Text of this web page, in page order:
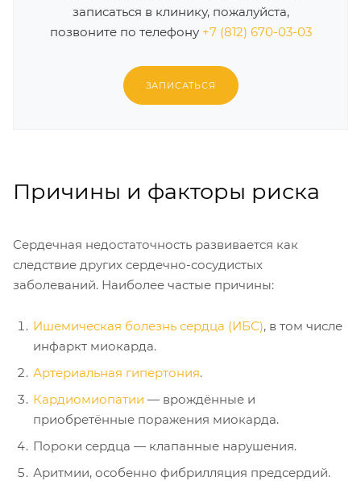
записаться в клинику, пожалуйста,
позвоните по телефону +7 (812) 670-03-03
ЗАПИСАТЬСЯ
Причины и факторы риска
Сердечная недостаточность развивается как
следствие других сердечно-сосудистых
заболеваний. Наиболее частые причины:
Ишемическая болезнь сердца (ИБС), в том числе
инфаркт миокарда.
Артериальная гипертония.
Кардиомиопатии — врождённые и
приобретённые поражения миокарда.
Пороки сердца — клапанные нарушения.
Аритмии, особенно фибрилляция предсердий.